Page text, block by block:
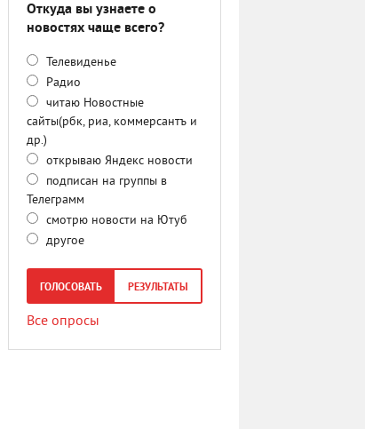
Откуда вы узнаете о
новостях чаще всего?
Телевиденье
Радио
читаю Новостные
сайты(рбк, риа, коммерсантъ и
др.)
открываю Яндекс новости
подписан на группы в
Телеграмм
смотрю новости на Ютуб
другое
ГОЛОСОВАТЬ РЕЗУЛЬТАТЫ
Все опросы